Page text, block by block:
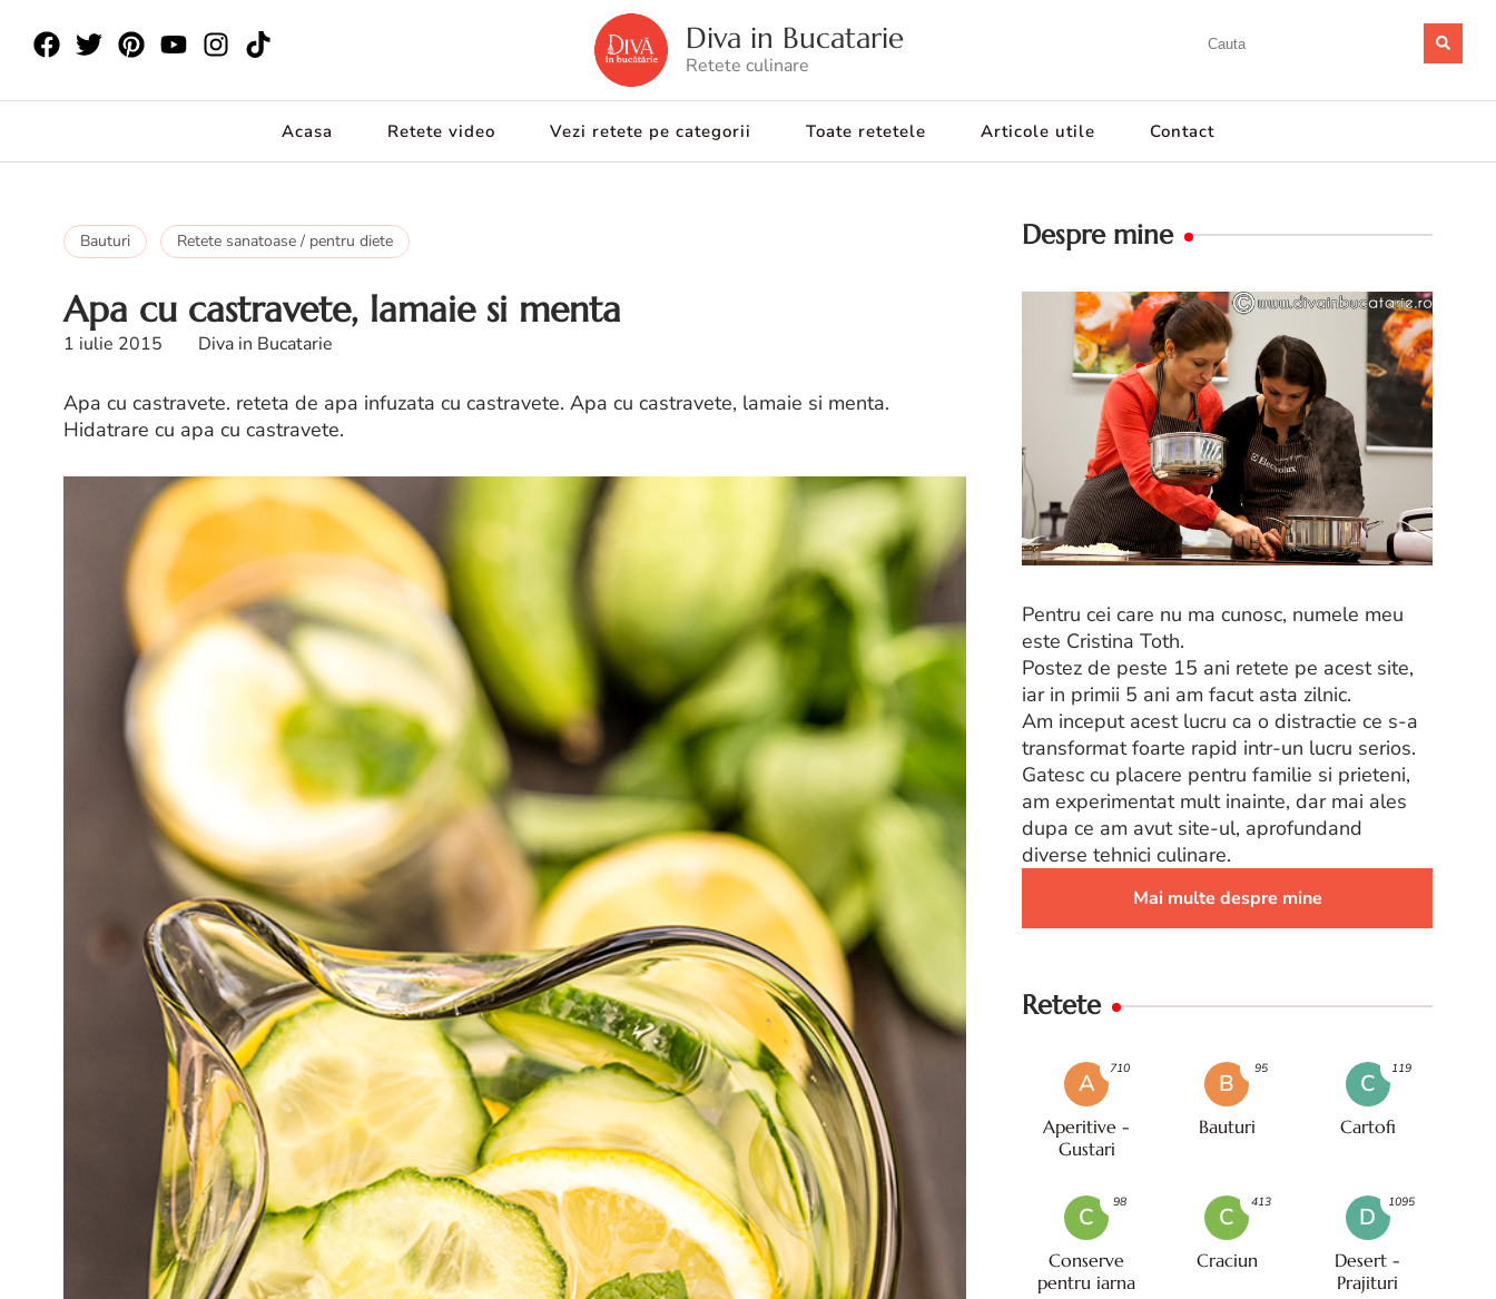
Diva in Bucatarie
Retete culinare
Acasa Retete video Vezi retete pe categorii Toate retetele Articole utile Contact
Bauturi Retete sanatoase / pentru diete
Apa cu castravete, lamaie si menta
1 iulie 2015 Diva in Bucatarie
Apa cu castravete. reteta de apa infuzata cu castravete. Apa cu castravete, lamaie si menta.
Hidatrare cu apa cu castravete.
Despre mine
Pentru cei care nu ma cunosc, numele meu
este Cristina Toth.
Postez de peste 15 ani retete pe acest site,
iar in primii 5 ani am facut asta zilnic.
Am inceput acest lucru ca o distractie ce s-a
transformat foarte rapid intr-un lucru serios.
Gatesc cu placere pentru familie si prieteni,
am experimentat mult inainte, dar mai ales
dupa ce am avut site-ul, aprofundand
diverse tehnici culinare.
Mai multe despre mine
Retete
A
Aperitive -
Gustari
710
B
Bauturi
95
C
Cartofi
119
C
Conserve
pentru iarna
98
C
Craciun
413
D
Desert -
Prajituri
1095